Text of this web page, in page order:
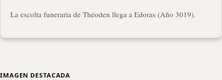
La escolta funeraria de Théoden llega a Edoras (Año 3019).
IMAGEN DESTACADA